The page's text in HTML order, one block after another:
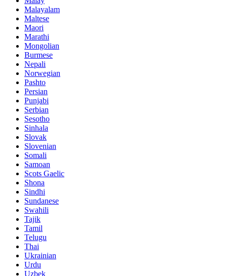
Malayalam
Maltese
Maori
Marathi
Mongolian
Burmese
Nepali
Norwegian
Pashto
Persian
Punjabi
Serbian
Sesotho
Sinhala
Slovak
Slovenian
Somali
Samoan
Scots Gaelic
Shona
Sindhi
Sundanese
Swahili
Tajik
Tamil
Telugu
Thai
Ukrainian
Urdu
Uzbek